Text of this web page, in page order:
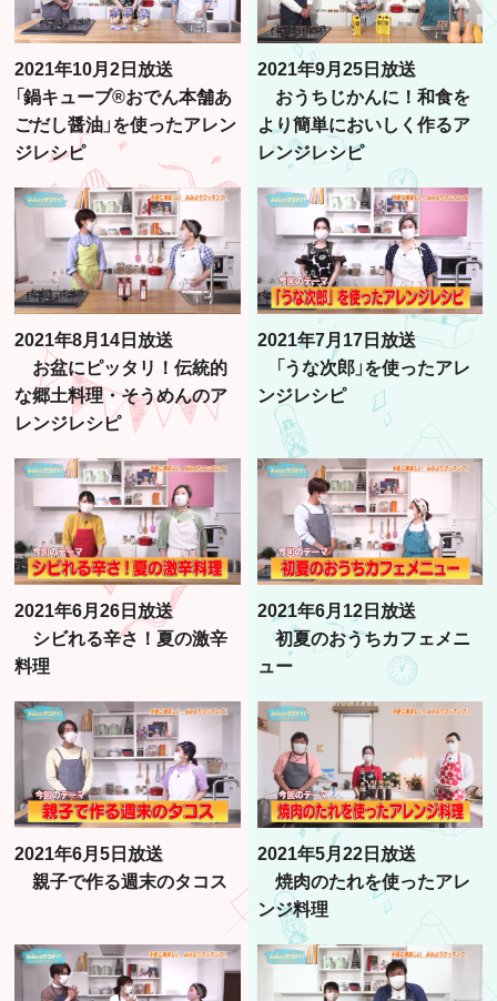
2021年10月2日放送
「鍋キューブ®おでん本舗あ
ごだし醤油」を使ったアレン
ジレシピ
2021年9月25日放送
おうちじかんに！和食を
より簡単においしく作るア
レンジレシピ
2021年8月14日放送
お盆にピッタリ！伝統的
な郷土料理・そうめんのア
レンジレシピ
2021年7月17日放送
「うな次郎」を使ったアレ
ンジレシピ
2021年6月26日放送
シビれる辛さ！夏の激辛
料理
2021年6月12日放送
初夏のおうちカフェメニ
ュー
2021年6月5日放送
親子で作る週末のタコス
2021年5月22日放送
焼肉のたれを使ったアレ
ンジ料理